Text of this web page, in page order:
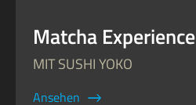
Matcha Experience
MIT SUSHI YOKO
Ansehen